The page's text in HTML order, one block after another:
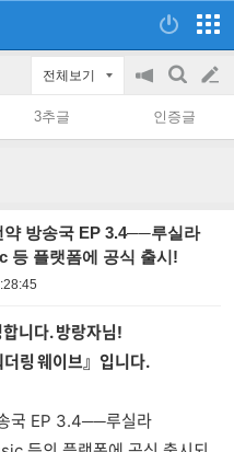
전체보기
공
on/off
검
색
글
쓰
3추글 인증글
방송국 EP 3.4──루실라
등 플랫폼에 공식 출시!
니다. 방랑자님!
링 웨이브』입니다.
국 EP 3.4──루실라